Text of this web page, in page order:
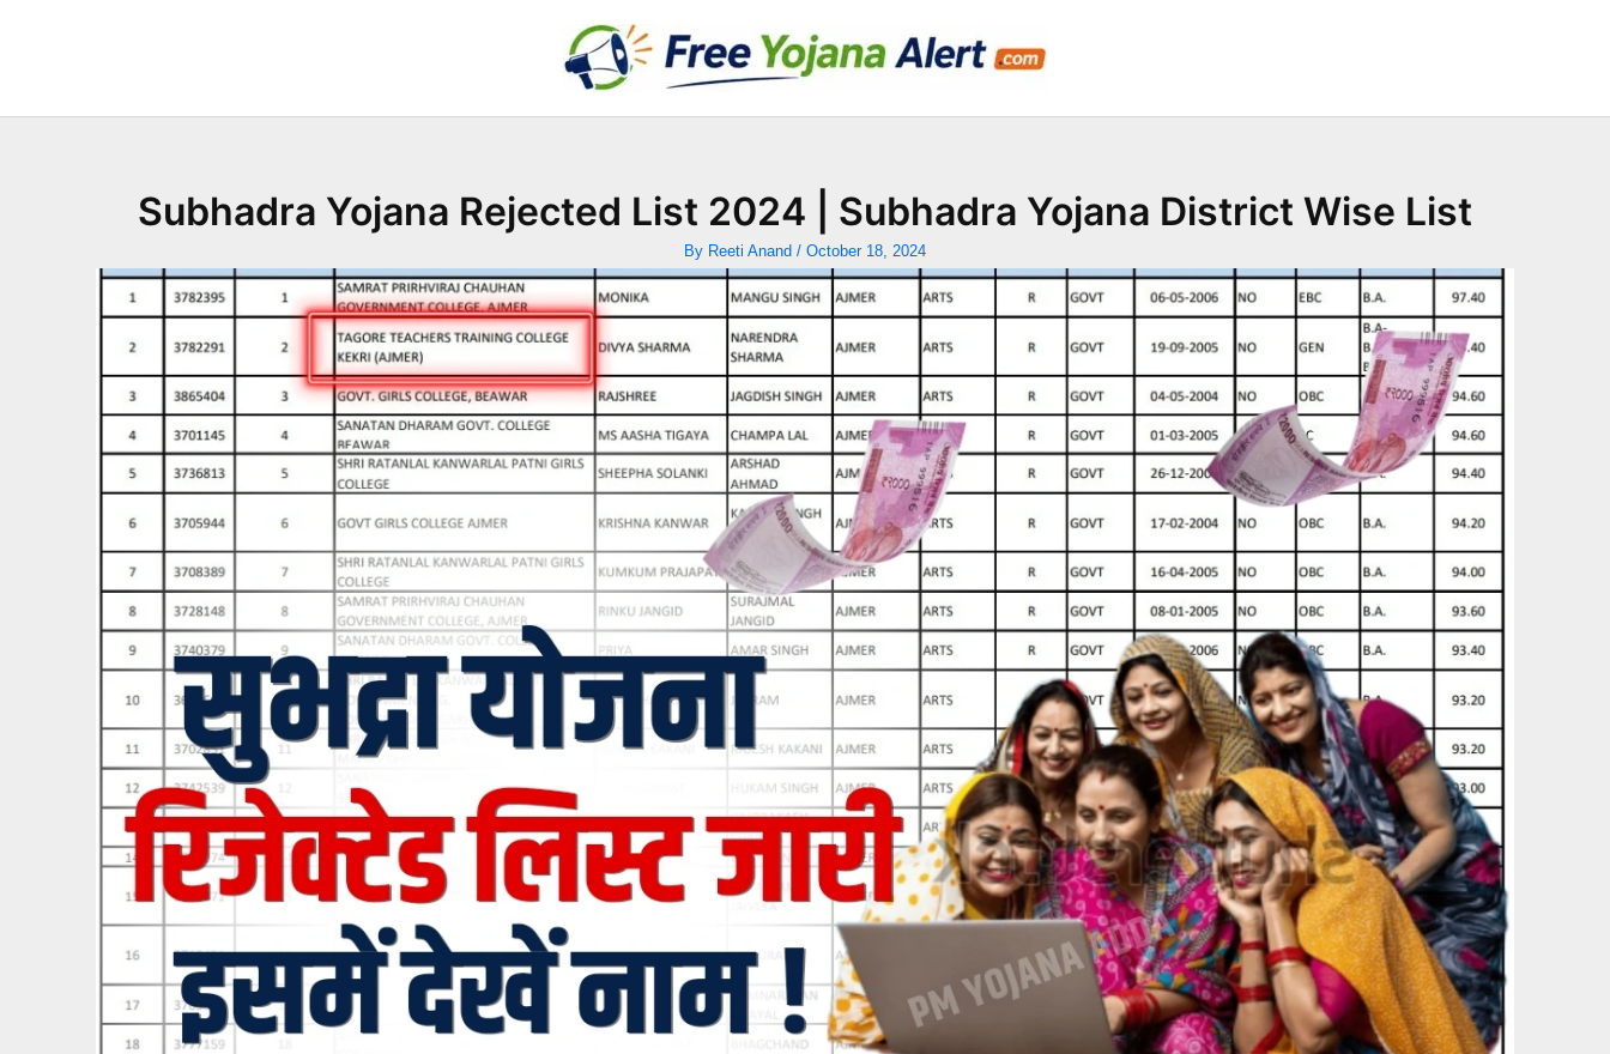
Subhadra Yojana Rejected List 2024 | Subhadra Yojana District Wise List
By Reeti Anand / October 18, 2024